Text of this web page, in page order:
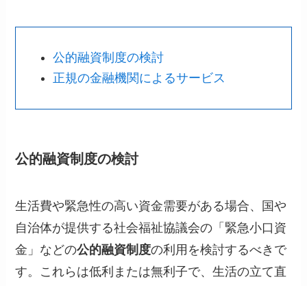
公的融資制度の検討
正規の金融機関によるサービス
公的融資制度の検討
生活費や緊急性の高い資金需要がある場合、国や
自治体が提供する社会福祉協議会の「緊急小口資
金」などの公的融資制度の利用を検討するべきで
す。これらは低利または無利子で、生活の立て直